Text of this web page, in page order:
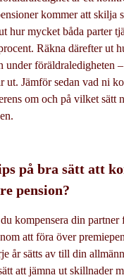
kommer att skilja
hur mycket båda parter
Räkna därefter ut
under föräldraledigheten
ut. Jämför sedan vad ni
om och på vilket sätt
på bra sätt att
pension?
kompensera din partner
att föra över
år sätts av till din
att jämna ut skillnader